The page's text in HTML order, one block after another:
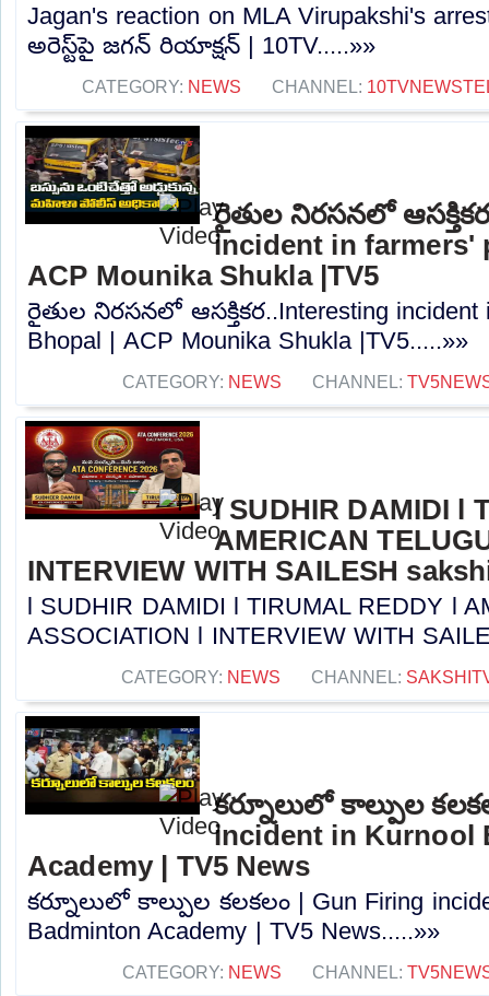
Jagan's reaction on MLA Virupakshi's
అరెస్ట్‌పై జగన్‌ రియాక్షన్‌ | 10TV.....»»
CATEGORY: NEWS CHANNEL:
రైతుల నిరసనలో
incident in farmers'
ACP Mounika Shukla |TV5
రైతుల నిరసనలో ఆసక్తికర..Interesting incident
Bhopal | ACP Mounika Shukla |TV5.....»»
CATEGORY: NEWS CHANNEL:
l SUDHIR DAMIDI l
AMERICAN
INTERVIEW WITH SAILESH
l SUDHIR DAMIDI l TIRUMAL REDDY l
ASSOCIATION l INTERVIEW WITH
CATEGORY: NEWS CHANNEL:
కర్నూలులో కాల్పుల
incident in Kurnool
Academy | TV5 News
కర్నూలులో కాల్పుల కలకలం | Gun Firing
Badminton Academy | TV5 News.....»»
CATEGORY: NEWS CHANNEL: